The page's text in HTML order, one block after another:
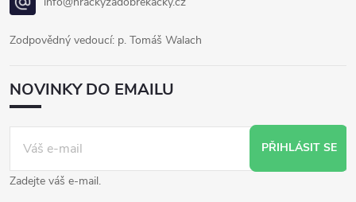
Zodpovědný vedoucí: p. Tomáš Walach
NOVINKY DO EMAILU
PŘIHLÁSIT SE
Zadejte váš e-mail.